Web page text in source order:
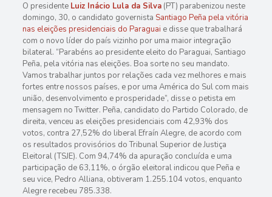
O presidente Luiz Inácio Lula da Silva(PT) parabenizou neste
domingo, 30, o candidato governista Santiago Peña pela vitória
nas eleições presidenciais do Paraguai e disse que trabalhará
com o novo líder do país vizinho por uma maior integração
bilateral. “Parabéns ao presidente eleito do Paraguai, Santiago
Peña, pela vitória nas eleições. Boa sorte no seu mandato.
Vamos trabalhar juntos por relações cada vez melhores e mais
fortes entre nossos países, e por uma América do Sul com mais
união, desenvolvimento e prosperidade”, disse o petista em
mensagem no Twitter. Peña, candidato do Partido Colorado, de
direita, venceu as eleições presidenciais com 42,93% dos
votos, contra 27,52% do liberal Efraín Alegre, de acordo com
os resultados provisórios do Tribunal Superior de Justiça
Eleitoral (TSJE). Com 94,74% da apuração concluída e uma
participação de 63,11%, o órgão eleitoral indicou que Peña e
seu vice, Pedro Alliana, obtiveram 1.255.104 votos, enquanto
Alegre recebeu 785.338.